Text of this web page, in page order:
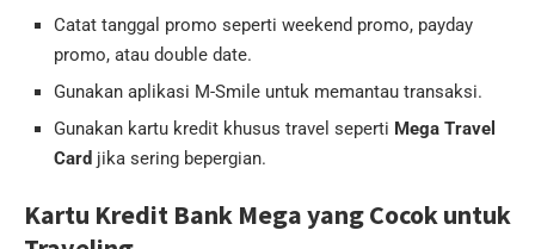
Catat tanggal promo seperti weekend promo, payday
promo, atau double date.
Gunakan aplikasi M-Smile untuk memantau transaksi.
Gunakan kartu kredit khusus travel seperti Mega Travel
Card jika sering bepergian.
Kartu Kredit Bank Mega yang Cocok untuk